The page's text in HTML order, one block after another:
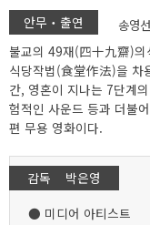
안무‧출연
송영선
불교의 49재(四十九齋)의
식당작법(食堂作法)을 차
간, 영혼이 지나는 7단계
험적인 사운드 등과 더불
편 무용 영화이다.
감독 박은영
● 미디어 아티스트